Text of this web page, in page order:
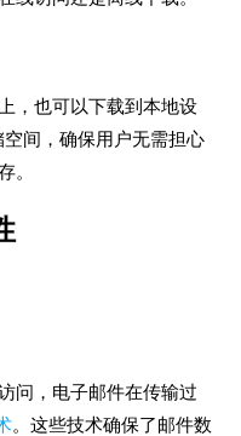
，也可以下载到本地设
间，确保用户无需担心
。
问，电子邮件在传输过
。这些技术确保了邮件数